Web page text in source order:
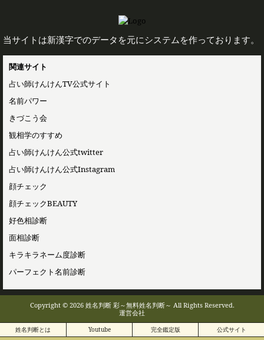
当サイトは新漢字でのデータを元にシステムを作っております。
関連サイト
占い師けんけんTV公式サイト
名前パワー
きづこう会
観相学のすすめ
占い師けんけん公式twitter
占い師けんけん公式Instagram
顔チェック
顔チェックBEAUTY
好色相診断
面相診断
キラキラネーム度診断
パーフェクト名前診断
Copyright © 2026 姓名判断 彩～無料姓名判断～ All Rights Reserved.
運営会社
姓名判断とは Youtube 完全鑑定版 公式サイト